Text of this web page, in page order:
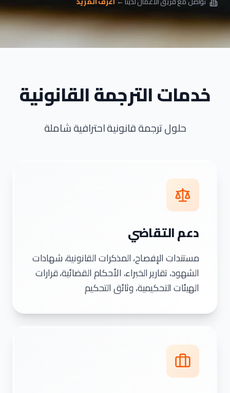
خدمات الترجمة القانونية
حلول ترجمة قانونية احترافية شاملة
دعم التقاضي
مستندات الإفصاح، المذكرات القانونية، شهادات
الشهود، تقارير الخبراء، الأحكام القضائية، قرارات
الهيئات التحكيمية، وثائق التحكيم